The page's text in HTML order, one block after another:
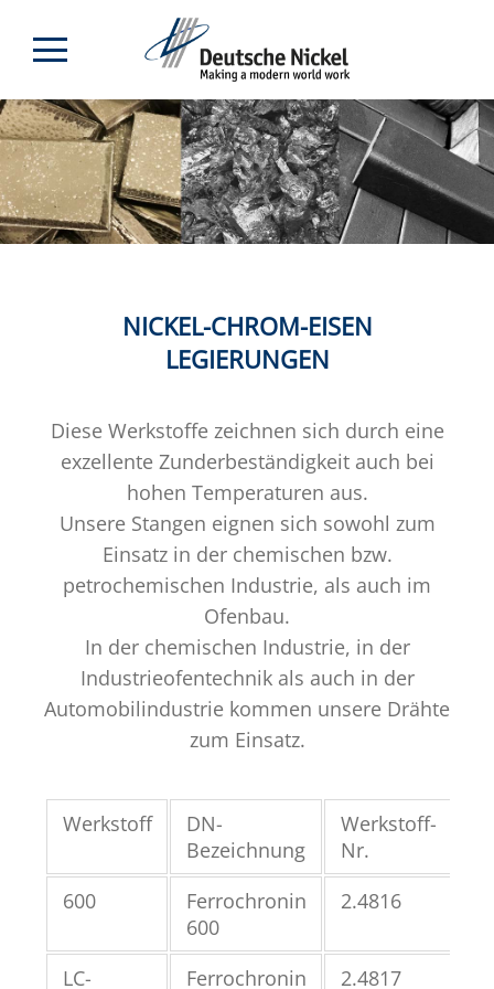
NICKEL-CHROM-EISEN
LEGIERUNGEN
Diese Werkstoffe zeichnen sich durch eine
exzellente Zunderbeständigkeit auch bei
hohen Temperaturen aus.
Unsere Stangen eignen sich sowohl zum
Einsatz in der chemischen bzw.
petrochemischen Industrie, als auch im
Ofenbau.
In der chemischen Industrie, in der
Industrieofentechnik als auch in der
Automobilindustrie kommen unsere Drähte
zum Einsatz.
Werkstoff
DN-
Bezeichnung
Werkstoff-
Nr.
600
Ferrochronin
600
2.4816
LC- Ferrochronin 2.4817